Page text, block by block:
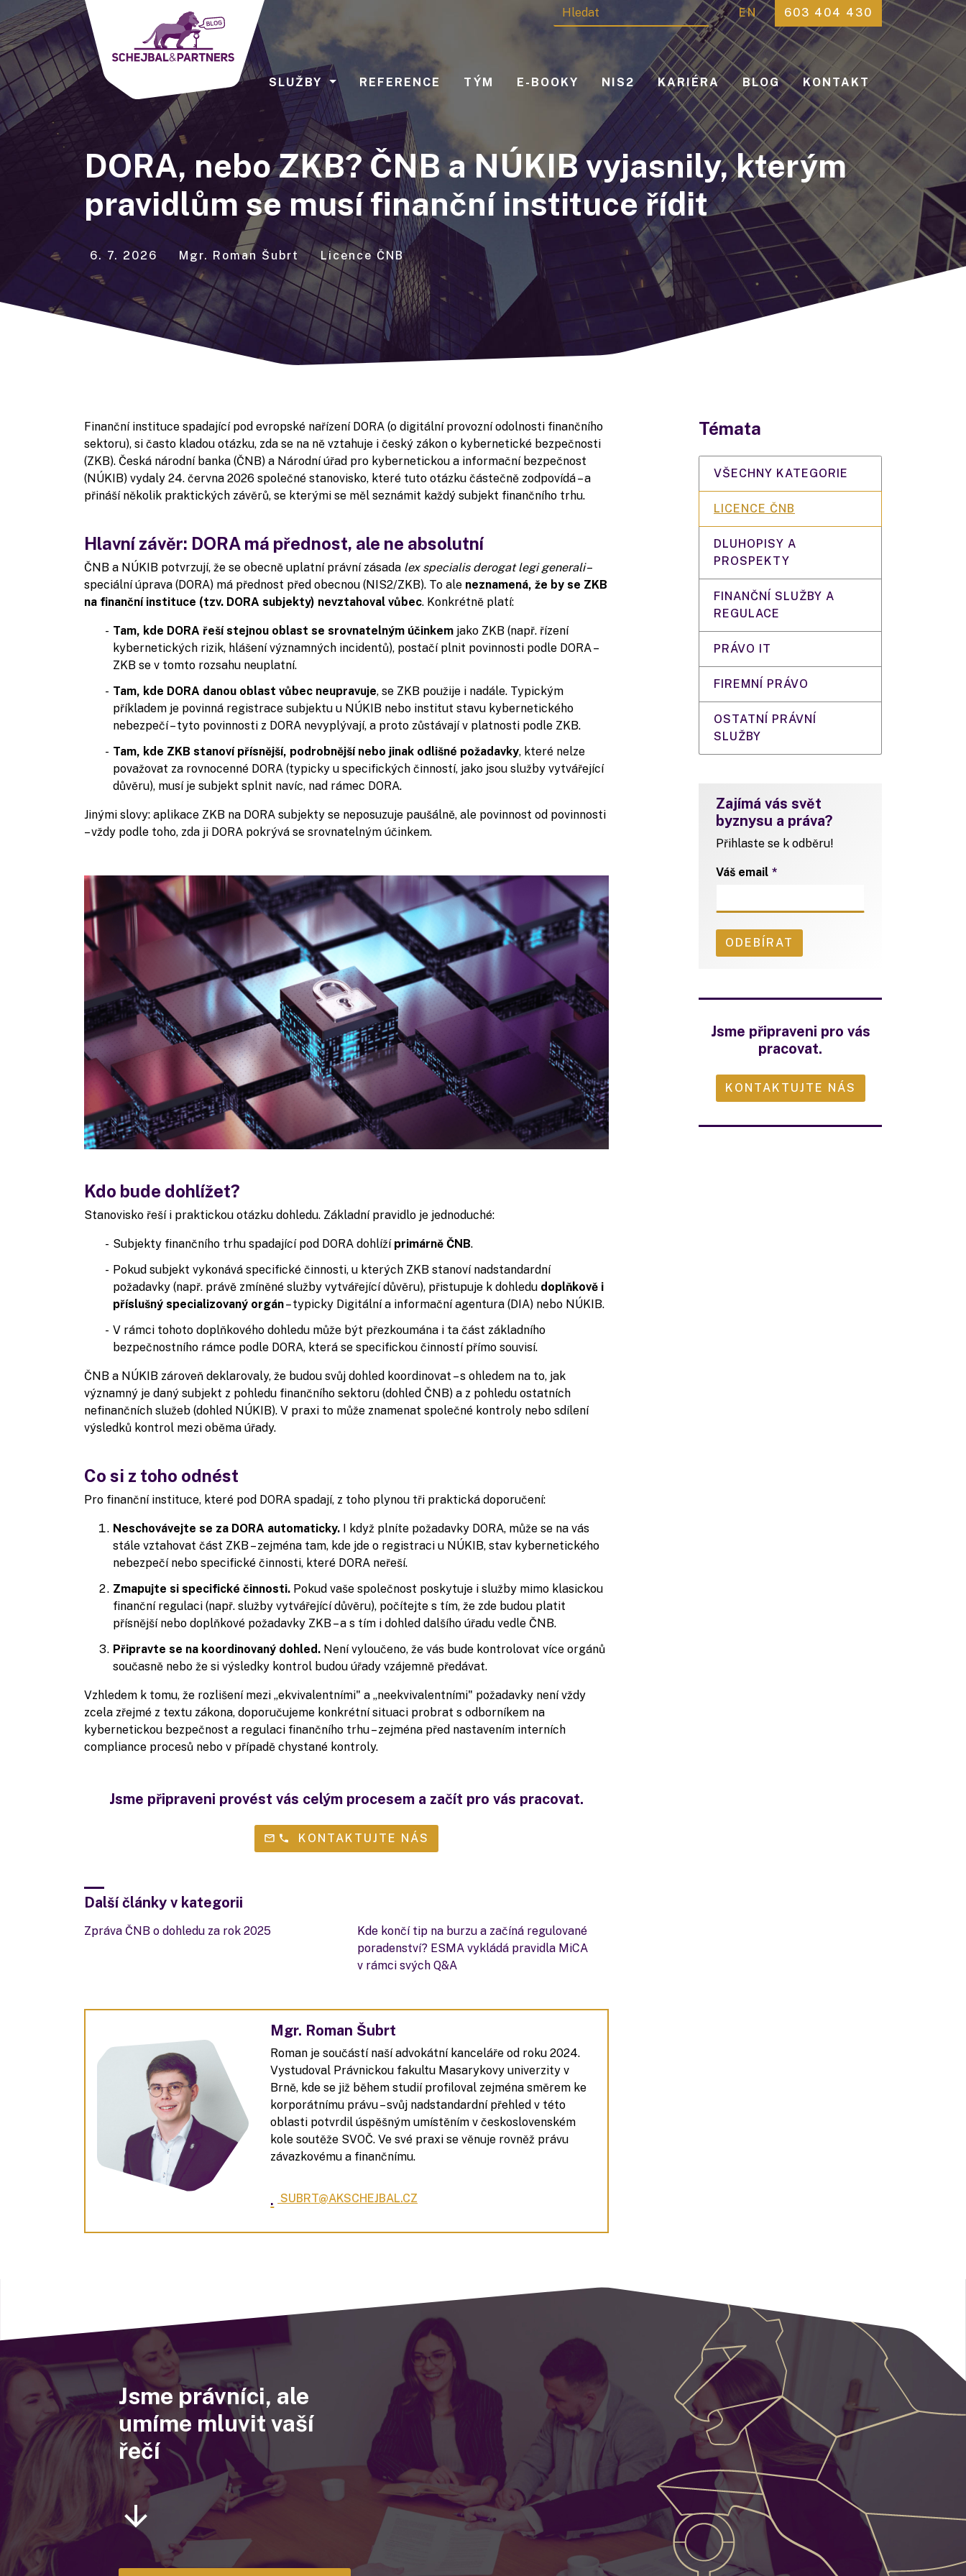
EN 603 404 430
SLUŽBY REFERENCE TÝM E-BOOKY NIS2 KARIÉRA BLOG KONTAKT
DORA, nebo ZKB? ČNB a NÚKIB vyjasnily, kterým
pravidlům se musí finanční instituce řídit
6. 7. 2026 Mgr. Roman Šubrt Licence ČNB
Finanční instituce spadající pod evropské nařízení DORA (o digitální provozní odolnosti finančního
sektoru), si často kladou otázku, zda se na ně vztahuje i český zákon o kybernetické bezpečnosti
(ZKB). Česká národní banka (ČNB) a Národní úřad pro kybernetickou a informační bezpečnost
(NÚKIB) vydaly 24. června 2026 společné stanovisko, které tuto otázku částečně zodpovídá – a
přináší několik praktických závěrů, se kterými se měl seznámit každý subjekt finančního trhu.
Hlavní závěr: DORA má přednost, ale ne absolutní
ČNB a NÚKIB potvrzují, že se obecně uplatní právní zásada lex specialis derogat legi generali–
speciální úprava (DORA) má přednost před obecnou (NIS2/ZKB). To ale neznamená, že by se ZKB
na finanční instituce (tzv. DORA subjekty) nevztahoval vůbec. Konkrétně platí:
Tam, kde DORA řeší stejnou oblast se srovnatelným účinkem jako ZKB (např. řízení
kybernetických rizik, hlášení významných incidentů), postačí plnit povinnosti podle DORA –
ZKB se v tomto rozsahu neuplatní.
Tam, kde DORA danou oblast vůbec neupravuje, se ZKB použije i nadále. Typickým
příkladem je povinná registrace subjektu u NÚKIB nebo institut stavu kybernetického
nebezpečí – tyto povinnosti z DORA nevyplývají, a proto zůstávají v platnosti podle ZKB.
Tam, kde ZKB stanoví přísnější, podrobnější nebo jinak odlišné požadavky, které nelze
považovat za rovnocenné DORA (typicky u specifických činností, jako jsou služby vytvářející
důvěru), musí je subjekt splnit navíc, nad rámec DORA.
Jinými slovy: aplikace ZKB na DORA subjekty se neposuzuje paušálně, ale povinnost od povinnosti
– vždy podle toho, zda ji DORA pokrývá se srovnatelným účinkem.
Kdo bude dohlížet?
Stanovisko řeší i praktickou otázku dohledu. Základní pravidlo je jednoduché:
Subjekty finančního trhu spadající pod DORA dohlíží primárně ČNB.
Pokud subjekt vykonává specifické činnosti, u kterých ZKB stanoví nadstandardní
požadavky (např. právě zmíněné služby vytvářející důvěru), přistupuje k dohledu doplňkově i
příslušný specializovaný orgán– typicky Digitální a informační agentura (DIA) nebo NÚKIB.
V rámci tohoto doplňkového dohledu může být přezkoumána i ta část základního
bezpečnostního rámce podle DORA, která se specifickou činností přímo souvisí.
ČNB a NÚKIB zároveň deklarovaly, že budou svůj dohled koordinovat – s ohledem na to, jak
významný je daný subjekt z pohledu finančního sektoru (dohled ČNB) a z pohledu ostatních
nefinančních služeb (dohled NÚKIB). V praxi to může znamenat společné kontroly nebo sdílení
výsledků kontrol mezi oběma úřady.
Co si z toho odnést
Pro finanční instituce, které pod DORA spadají, z toho plynou tři praktická doporučení:
Neschovávejte se za DORA automaticky. I když plníte požadavky DORA, může se na vás
stále vztahovat část ZKB – zejména tam, kde jde o registraci u NÚKIB, stav kybernetického
nebezpečí nebo specifické činnosti, které DORA neřeší.
Zmapujte si specifické činnosti. Pokud vaše společnost poskytuje i služby mimo klasickou
finanční regulaci (např. služby vytvářející důvěru), počítejte s tím, že zde budou platit
přísnější nebo doplňkové požadavky ZKB – a s tím i dohled dalšího úřadu vedle ČNB.
Připravte se na koordinovaný dohled. Není vyloučeno, že vás bude kontrolovat více orgánů
současně nebo že si výsledky kontrol budou úřady vzájemně předávat.
Vzhledem k tomu, že rozlišení mezi „ekvivalentními" a „neekvivalentními" požadavky není vždy
zcela zřejmé z textu zákona, doporučujeme konkrétní situaci probrat s odborníkem na
kybernetickou bezpečnost a regulaci finančního trhu – zejména před nastavením interních
compliance procesů nebo v případě chystané kontroly.
Jsme připraveni provést vás celým procesem a začít pro vás pracovat.
KONTAKTUJTE NÁS
Další články v kategorii
Zpráva ČNB o dohledu za rok 2025
Kde končí tip na burzu a začíná regulované
poradenství? ESMA vykládá pravidla MiCA
v rámci svých Q&A
Mgr. Roman Šubrt
Roman je součástí naší advokátní kanceláře od roku 2024.
Vystudoval Právnickou fakultu Masarykovy univerzity v
Brně, kde se již během studií profiloval zejména směrem ke
korporátnímu právu – svůj nadstandardní přehled v této
oblasti potvrdil úspěšným umístěním v československém
kole soutěže SVOČ. Ve své praxi se věnuje rovněž právu
závazkovému a finančnímu.
. SUBRT@AKSCHEJBAL.CZ
Témata
VŠECHNY KATEGORIE
LICENCE ČNB
DLUHOPISY A
PROSPEKTY
FINANČNÍ SLUŽBY A
REGULACE
PRÁVO IT
FIREMNÍ PRÁVO
OSTATNÍ PRÁVNÍ
SLUŽBY
Zajímá vás svět
byznysu a práva?
Přihlaste se k odběru!
Váš email
Jsme připraveni pro vás
pracovat.
KONTAKTUJTE NÁS
Jsme právníci, ale
umíme mluvit vaší
řečí